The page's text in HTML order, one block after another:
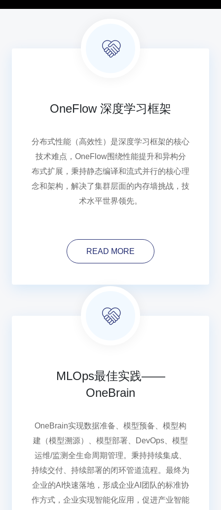
OneFlow 深度学习框架
分布式性能（高效性）是深度学习框架的核心
技术难点，OneFlow围绕性能提升和异构分
布式扩展，秉持静态编译和流式并行的核心理
念和架构，解决了集群层面的内存墙挑战，技
术水平世界领先。
READ MORE
MLOps最佳实践——
OneBrain
OneBrain实现数据准备、模型预备、模型构
建（模型溯源）、模型部署、DevOps、模型
运维/监测全生命周期管理。秉持持续集成、
持续交付、持续部署的闭环管道流程。最终为
企业的AI快速落地，形成企业AI团队的标准协
作方式，企业实现智能化应用，促进产业智能